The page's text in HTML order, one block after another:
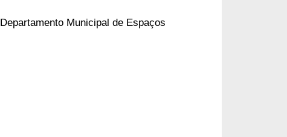
Departamento Municipal de Espaços